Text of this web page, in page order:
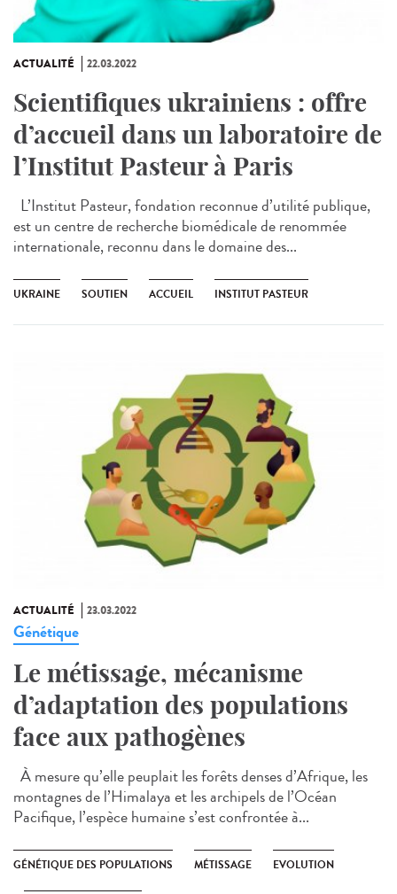
ACTUALITÉ 22.03.2022
Scientifiques ukrainiens : offre
d’accueil dans un laboratoire de
l’Institut Pasteur à Paris
L’Institut Pasteur, fondation reconnue d’utilité publique,
est un centre de recherche biomédicale de renommée
internationale, reconnu dans le domaine des...
UKRAINE SOUTIEN ACCUEIL INSTITUT PASTEUR
ACTUALITÉ 23.03.2022
Génétique
Le métissage, mécanisme
d’adaptation des populations
face aux pathogènes
À mesure qu’elle peuplait les forêts denses d’Afrique, les
montagnes de l’Himalaya et les archipels de l’Océan
Pacifique, l’espèce humaine s’est confrontée à...
GÉNÉTIQUE DES POPULATIONS MÉTISSAGE EVOLUTION